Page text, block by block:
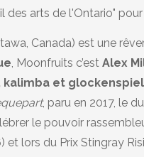
des arts de l'Ontario"
Canada) est une
, Moonfruits c’estAlex
kalimba et glockenspiel
, paru en 2017, le
le pouvoir
et lors du Prix Stingray